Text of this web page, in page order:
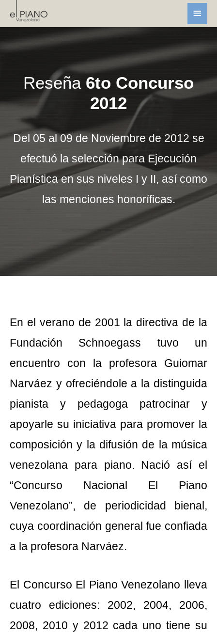
Reseña 6to Concurso
2012
Del 05 al 09 de Noviembre de 2012 se
efectuó la selección para Ejecución
Pianística en sus niveles I y II, así como
las menciones honoríficas.​
En el verano de 2001 la directiva de la
Fundación Schnoegass tuvo un
encuentro con la profesora Guiomar
Narváez y ofreciéndole a la distinguida
pianista y pedagoga patrocinar y
apoyarle su iniciativa para promover la
composición y la difusión de la música
venezolana para piano. Nació así el
“Concurso Nacional El Piano
Venezolano”, de periodicidad bienal,
cuya coordinación general fue confiada
a la profesora Narváez.
El Concurso El Piano Venezolano lleva
cuatro ediciones: 2002, 2004, 2006,
2008, 2010 y 2012 cada uno tiene su